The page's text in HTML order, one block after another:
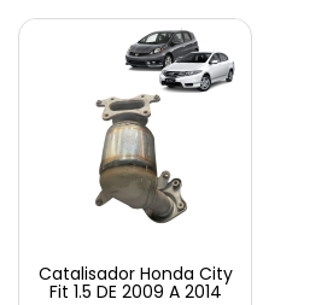
Catalisador Honda City
Fit 1.5 DE 2009 A 2014